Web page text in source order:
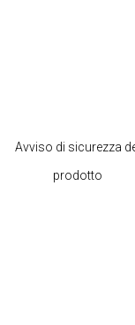
Avviso di sicurezza
prodotto